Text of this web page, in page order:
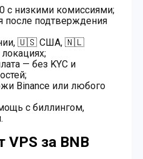
с низкими комиссиями;
после подтверждения
🇺🇸 США, 🇳🇱
— без KYC и
Binance или любого
с биллингом,
VPS за BNB